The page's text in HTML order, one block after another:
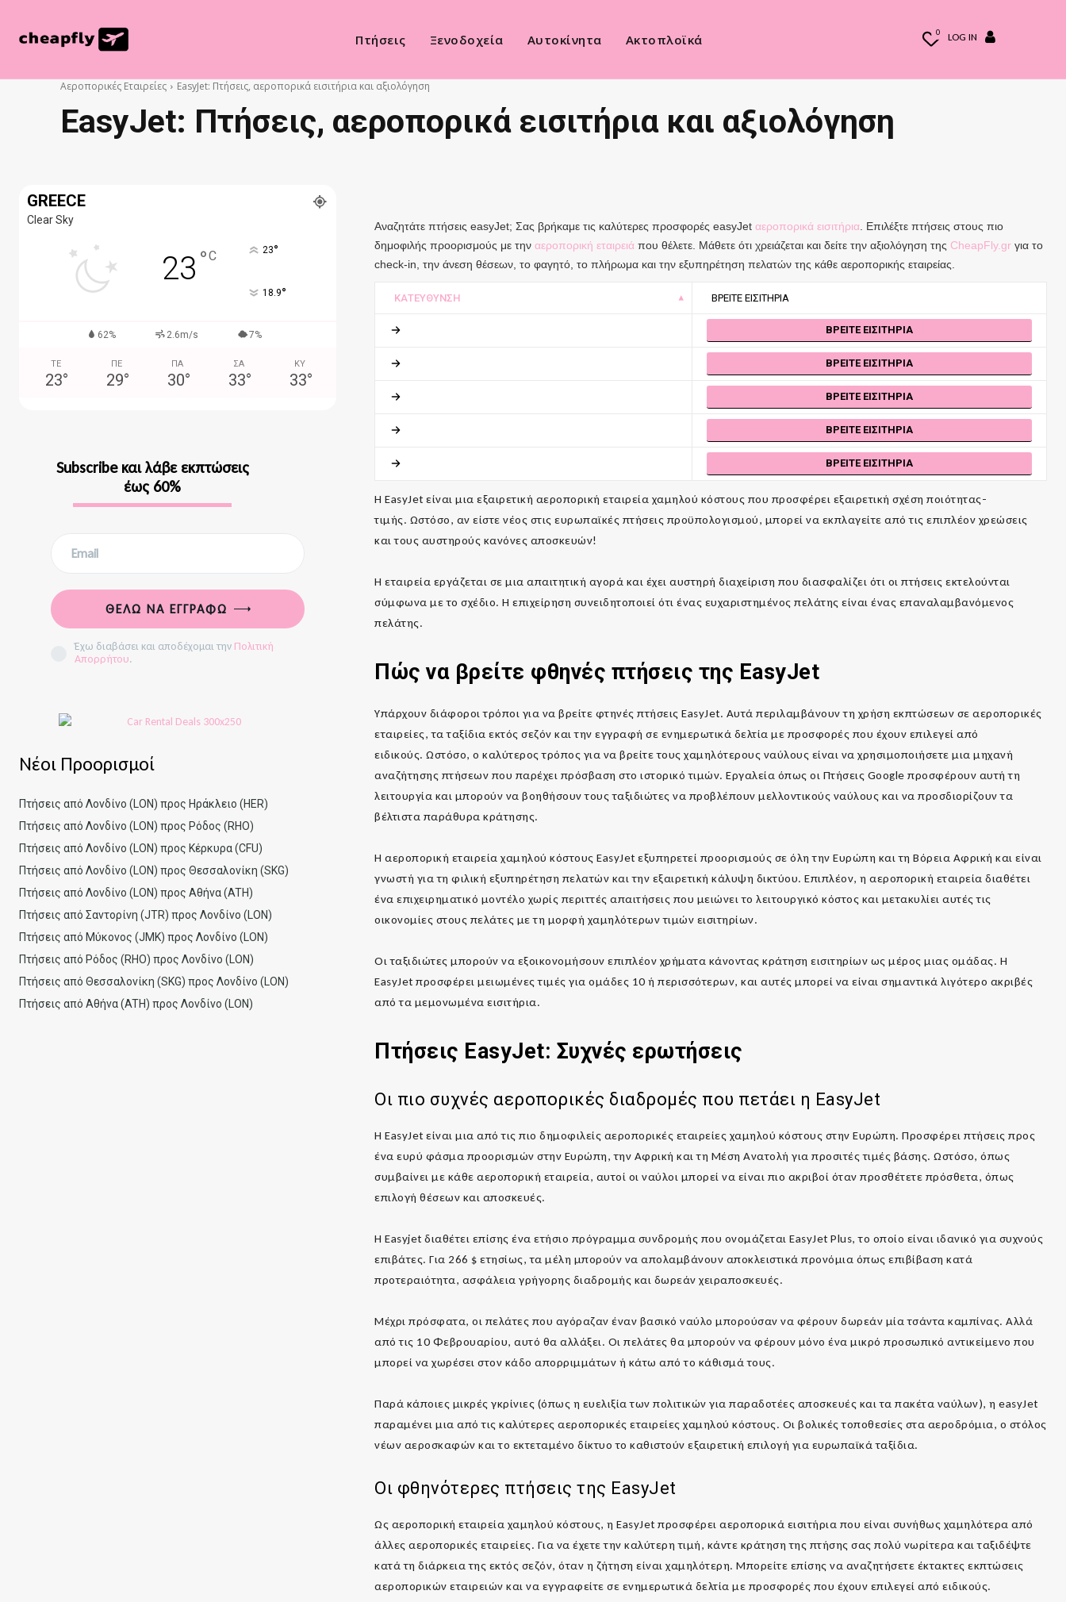
Πτήσεις Ξενοδοχεία Αυτοκίνητα Ακτοπλοϊκά 0 LOG IN
Αεροπορικές Εταιρείες EasyJet: Πτήσεις, αεροπορικά εισιτήρια και αξιολόγηση
EasyJet: Πτήσεις, αεροπορικά εισιτήρια και αξιολόγηση
GREECE
Clear Sky
23 °C 23°
18.9°
62% 2.6m/s 7%
ΤΕ
23°
ΠΕ
29°
ΠΑ
30°
ΣΑ
33°
ΚΥ
33°
Subscribe και λάβε εκπτώσεις
έως 60%
ΘΈΛΩ ΝΑ ΕΓΓΡΑΦΏ
Έχω διαβάσει και αποδέχομαι την Πολιτική
Απορρήτου.
Νέοι Προορισμοί
Πτήσεις από Λονδίνο (LON) προς Ηράκλειο (HER)
Πτήσεις από Λονδίνο (LON) προς Ρόδος (RHO)
Πτήσεις από Λονδίνο (LON) προς Κέρκυρα (CFU)
Πτήσεις από Λονδίνο (LON) προς Θεσσαλονίκη (SKG)
Πτήσεις από Λονδίνο (LON) προς Αθήνα (ATH)
Πτήσεις από Σαντορίνη (JTR) προς Λονδίνο (LON)
Πτήσεις από Μύκονος (JMK) προς Λονδίνο (LON)
Πτήσεις από Ρόδος (RHO) προς Λονδίνο (LON)
Πτήσεις από Θεσσαλονίκη (SKG) προς Λονδίνο (LON)
Πτήσεις από Αθήνα (ATH) προς Λονδίνο (LON)
Αναζητάτε πτήσεις easyJet; Σας βρήκαμε τις καλύτερες προσφορές easyJet αεροπορικά εισιτήρια . Επιλέξτε πτήσεις στους πιο
δημοφιλής προορισμούς με την αεροπορική εταιρειά που θέλετε. Μάθετε ότι χρειάζεται και δείτε την αξιολόγηση της CheapFly.gr για το
check-in, την άνεση θέσεων, το φαγητό, το πλήρωμα και την εξυπηρέτηση πελατών της κάθε αεροπορικής εταιρείας.
ΚΑΤΕΎΘΥΝΣΗ ΒΡΕΊΤΕ ΕΙΣΙΤΉΡΙΑ
ΒΡΕΊΤΕ ΕΙΣΙΤΉΡΙΑ
ΒΡΕΊΤΕ ΕΙΣΙΤΉΡΙΑ
ΒΡΕΊΤΕ ΕΙΣΙΤΉΡΙΑ
ΒΡΕΊΤΕ ΕΙΣΙΤΉΡΙΑ
ΒΡΕΊΤΕ ΕΙΣΙΤΉΡΙΑ
Η EasyJet είναι μια εξαιρετική αεροπορική εταιρεία χαμηλού κόστους που προσφέρει εξαιρετική σχέση ποιότητας-
τιμής. Ωστόσο, αν είστε νέος στις ευρωπαϊκές πτήσεις προϋπολογισμού, μπορεί να εκπλαγείτε από τις επιπλέον χρεώσεις
και τους αυστηρούς κανόνες αποσκευών!
Η εταιρεία εργάζεται σε μια απαιτητική αγορά και έχει αυστηρή διαχείριση που διασφαλίζει ότι οι πτήσεις εκτελούνται
σύμφωνα με το σχέδιο. Η επιχείρηση συνειδητοποιεί ότι ένας ευχαριστημένος πελάτης είναι ένας επαναλαμβανόμενος
πελάτης.
Πώς να βρείτε φθηνές πτήσεις της EasyJet
Υπάρχουν διάφοροι τρόποι για να βρείτε φτηνές πτήσεις EasyJet. Αυτά περιλαμβάνουν τη χρήση εκπτώσεων σε αεροπορικές
εταιρείες, τα ταξίδια εκτός σεζόν και την εγγραφή σε ενημερωτικά δελτία με προσφορές που έχουν επιλεγεί από
ειδικούς. Ωστόσο, ο καλύτερος τρόπος για να βρείτε τους χαμηλότερους ναύλους είναι να χρησιμοποιήσετε μια μηχανή
αναζήτησης πτήσεων που παρέχει πρόσβαση στο ιστορικό τιμών. Εργαλεία όπως οι Πτήσεις Google προσφέρουν αυτή τη
λειτουργία και μπορούν να βοηθήσουν τους ταξιδιώτες να προβλέπουν μελλοντικούς ναύλους και να προσδιορίζουν τα
βέλτιστα παράθυρα κράτησης.
Η αεροπορική εταιρεία χαμηλού κόστους EasyJet εξυπηρετεί προορισμούς σε όλη την Ευρώπη και τη Βόρεια Αφρική και είναι
γνωστή για τη φιλική εξυπηρέτηση πελατών και την εξαιρετική κάλυψη δικτύου. Επιπλέον, η αεροπορική εταιρεία διαθέτει
ένα επιχειρηματικό μοντέλο χωρίς περιττές απαιτήσεις που μειώνει το λειτουργικό κόστος και μετακυλίει αυτές τις
οικονομίες στους πελάτες με τη μορφή χαμηλότερων τιμών εισιτηρίων.
Οι ταξιδιώτες μπορούν να εξοικονομήσουν επιπλέον χρήματα κάνοντας κράτηση εισιτηρίων ως μέρος μιας ομάδας. Η
EasyJet προσφέρει μειωμένες τιμές για ομάδες 10 ή περισσότερων, και αυτές μπορεί να είναι σημαντικά λιγότερο ακριβές
από τα μεμονωμένα εισιτήρια.
Πτήσεις EasyJet: Συχνές ερωτήσεις
Οι πιο συχνές αεροπορικές διαδρομές που πετάει η EasyJet
Η EasyJet είναι μια από τις πιο δημοφιλείς αεροπορικές εταιρείες χαμηλού κόστους στην Ευρώπη. Προσφέρει πτήσεις προς
ένα ευρύ φάσμα προορισμών στην Ευρώπη, την Αφρική και τη Μέση Ανατολή για προσιτές τιμές βάσης. Ωστόσο, όπως
συμβαίνει με κάθε αεροπορική εταιρεία, αυτοί οι ναύλοι μπορεί να είναι πιο ακριβοί όταν προσθέτετε πρόσθετα, όπως
επιλογή θέσεων και αποσκευές.
Η Easyjet διαθέτει επίσης ένα ετήσιο πρόγραμμα συνδρομής που ονομάζεται EasyJet Plus, το οποίο είναι ιδανικό για συχνούς
επιβάτες. Για 266 $ ετησίως, τα μέλη μπορούν να απολαμβάνουν αποκλειστικά προνόμια όπως επιβίβαση κατά
προτεραιότητα, ασφάλεια γρήγορης διαδρομής και δωρεάν χειραποσκευές.
Μέχρι πρόσφατα, οι πελάτες που αγόραζαν έναν βασικό ναύλο μπορούσαν να φέρουν δωρεάν μία τσάντα καμπίνας. Αλλά
από τις 10 Φεβρουαρίου, αυτό θα αλλάξει. Οι πελάτες θα μπορούν να φέρουν μόνο ένα μικρό προσωπικό αντικείμενο που
μπορεί να χωρέσει στον κάδο απορριμμάτων ή κάτω από το κάθισμά τους.
Παρά κάποιες μικρές γκρίνιες (όπως η ευελιξία των πολιτικών για παραδοτέες αποσκευές και τα πακέτα ναύλων), η easyJet
παραμένει μια από τις καλύτερες αεροπορικές εταιρείες χαμηλού κόστους. Οι βολικές τοποθεσίες στα αεροδρόμια, ο στόλος
νέων αεροσκαφών και το εκτεταμένο δίκτυο το καθιστούν εξαιρετική επιλογή για ευρωπαϊκά ταξίδια.
Οι φθηνότερες πτήσεις της EasyJet
Ως αεροπορική εταιρεία χαμηλού κόστους, η EasyJet προσφέρει αεροπορικά εισιτήρια που είναι συνήθως χαμηλότερα από
άλλες αεροπορικές εταιρείες. Για να έχετε την καλύτερη τιμή, κάντε κράτηση της πτήσης σας πολύ νωρίτερα και ταξιδέψτε
κατά τη διάρκεια της εκτός σεζόν, όταν η ζήτηση είναι χαμηλότερη. Μπορείτε επίσης να αναζητήσετε έκτακτες εκπτώσεις
αεροπορικών εταιρειών και να εγγραφείτε σε ενημερωτικά δελτία με προσφορές που έχουν επιλεγεί από ειδικούς.